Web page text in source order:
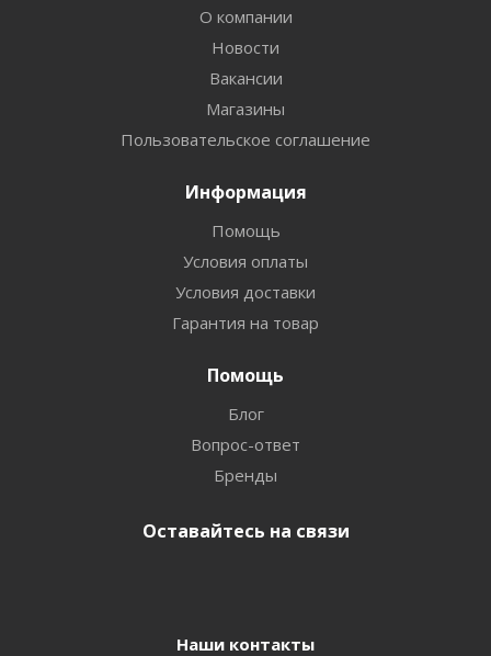
О компании
Новости
Вакансии
Магазины
Пользовательское соглашение
Информация
Помощь
Условия оплаты
Условия доставки
Гарантия на товар
Помощь
Блог
Вопрос-ответ
Бренды
Оставайтесь на связи
Наши контакты